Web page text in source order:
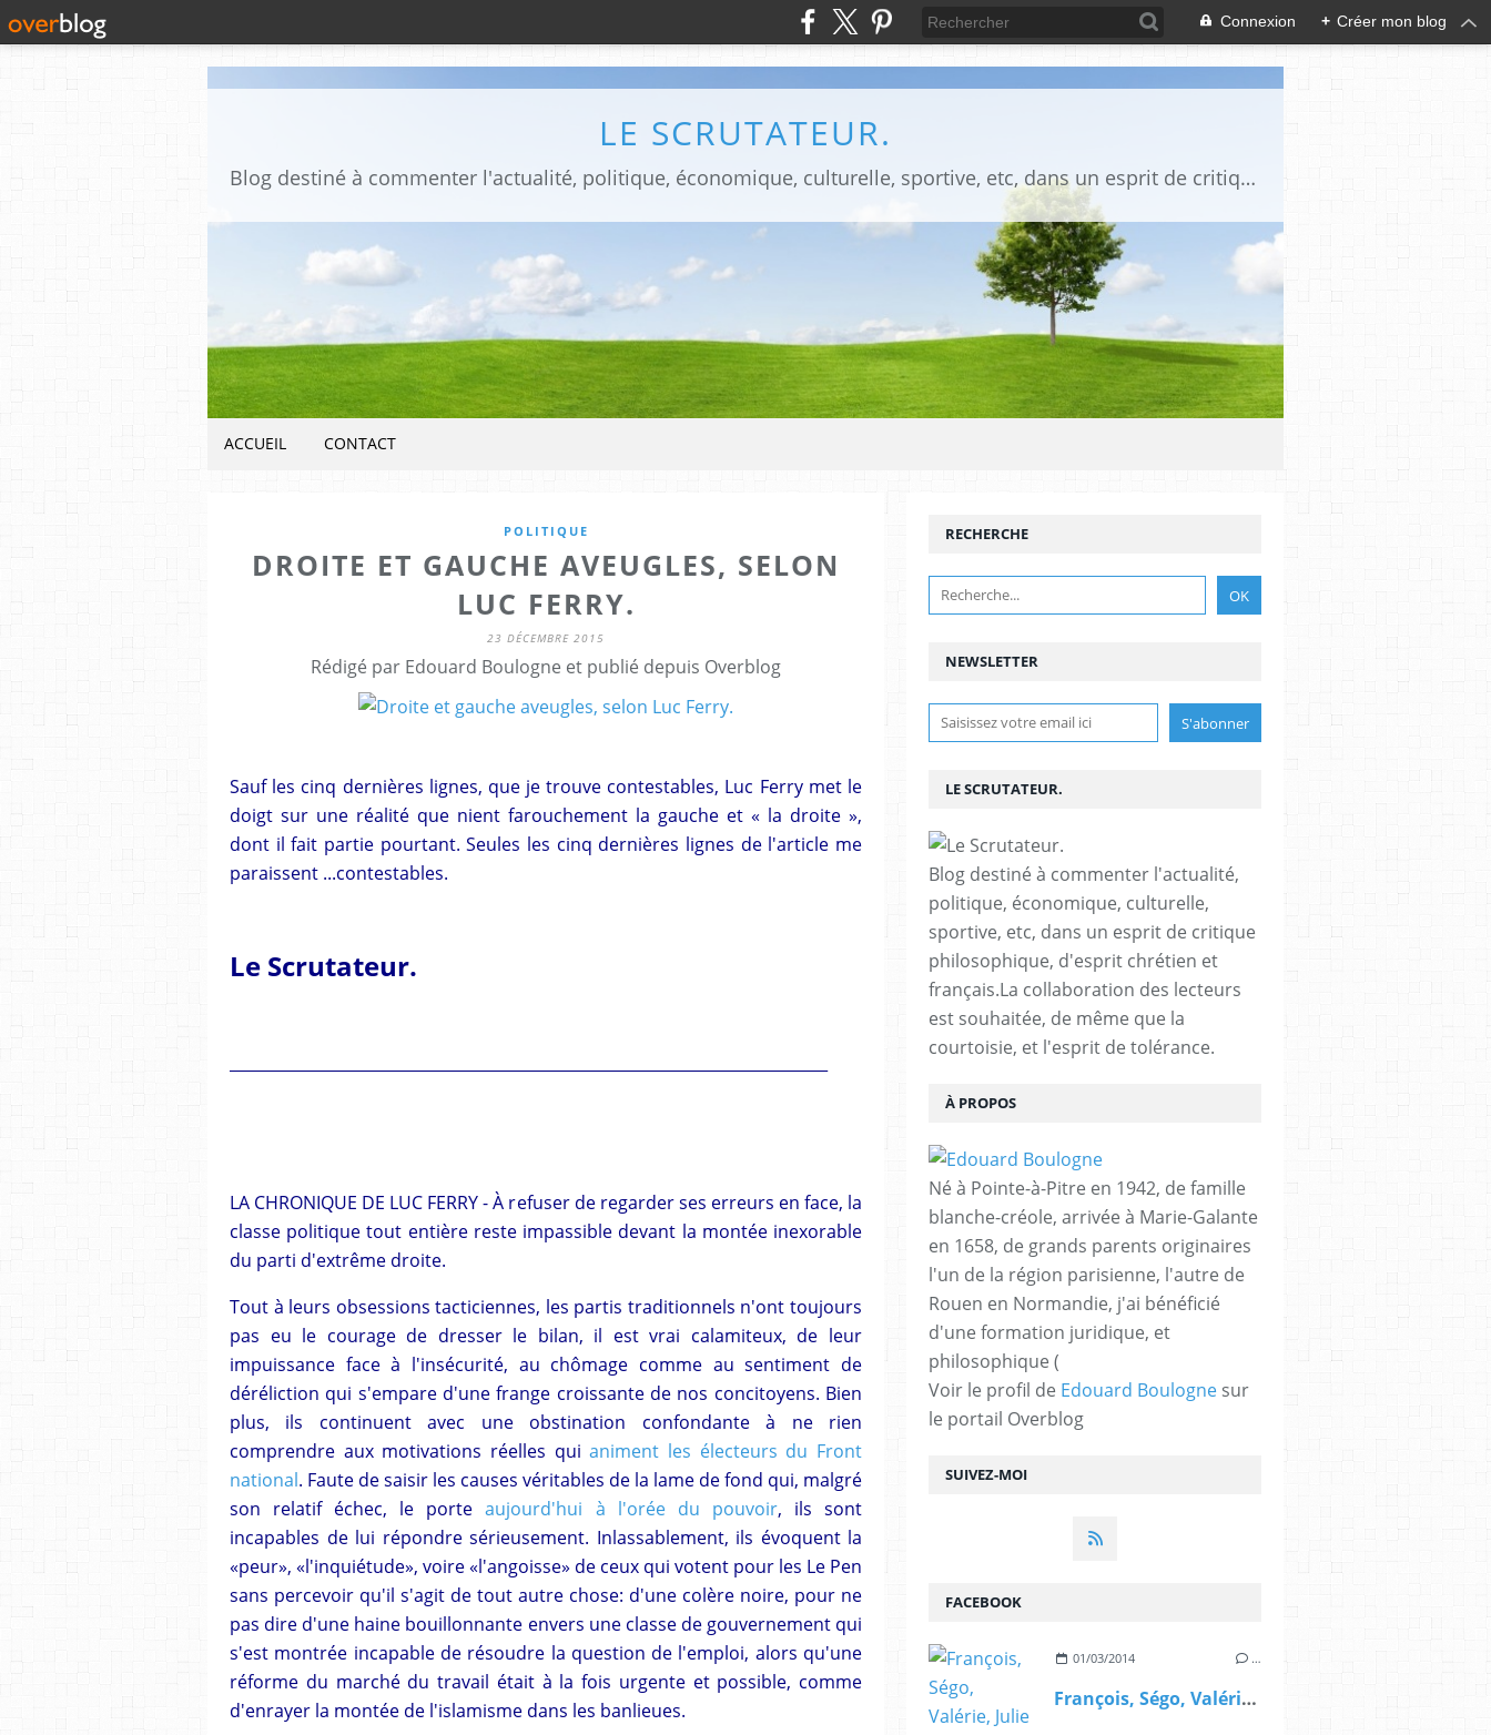
Connexion + Créer mon blog
LE SCRUTATEUR.
Blog destiné à commenter l'actualité, politique, économique, culturelle, sportive, etc, dans un esprit de critique philosophique, d'esprit chrétien et français.La collaboration des lecteurs est souhaitée, de même que la courtoisie, et l'esprit de tolérance.
ACCUEIL CONTACT
POLITIQUE
DROITE ET GAUCHE AVEUGLES, SELON
LUC FERRY.
23 DÉCEMBRE 2015
Rédigé par Edouard Boulogne et publié depuis Overblog
Sauf les cinq dernières lignes, que je trouve contestables, Luc Ferry met le
doigt sur une réalité que nient farouchement la gauche et « la droite »,
dont il fait partie pourtant. Seules les cinq dernières lignes de l'article me
paraissent ...contestables.
Le Scrutateur.
LA CHRONIQUE DE LUC FERRY - À refuser de regarder ses erreurs en face, la
classe politique tout entière reste impassible devant la montée inexorable
du parti d'extrême droite.
Tout à leurs obsessions tacticiennes, les partis traditionnels n'ont toujours
pas eu le courage de dresser le bilan, il est vrai calamiteux, de leur
impuissance face à l'insécurité, au chômage comme au sentiment de
déréliction qui s'empare d'une frange croissante de nos concitoyens. Bien
plus, ils continuent avec une obstination confondante à ne rien
comprendre aux motivations réelles quianiment les électeurs du Front
national. Faute de saisir les causes véritables de la lame de fond qui, malgré
son relatif échec, le porteaujourd'hui à l'orée du pouvoir, ils sont
incapables de lui répondre sérieusement. Inlassablement, ils évoquent la
«peur», «l'inquiétude», voire «l'angoisse» de ceux qui votent pour les Le Pen
sans percevoir qu'il s'agit de tout autre chose: d'une colère noire, pour ne
pas dire d'une haine bouillonnante envers une classe de gouvernement qui
s'est montrée incapable de résoudre la question de l'emploi, alors qu'une
réforme du marché du travail était à la fois urgente et possible, comme
d'enrayer la montée de l'islamisme dans les banlieues.
NEWSLETTER
SUIVEZ-MOI
RECHERCHE
LE SCRUTATEUR.
Blog destiné à commenter l'actualité,
politique, économique, culturelle,
sportive, etc, dans un esprit de critique
philosophique, d'esprit chrétien et
français.La collaboration des lecteurs
est souhaitée, de même que la
courtoisie, et l'esprit de tolérance.
À PROPOS
Né à Pointe-à-Pitre en 1942, de famille
blanche-créole, arrivée à Marie-Galante
en 1658, de grands parents originaires
l'un de la région parisienne, l'autre de
Rouen en Normandie, j'ai bénéficié
d'une formation juridique, et
philosophique (
Voir le profil de Edouard Boulogne sur
le portail Overblog
FACEBOOK
01/03/2014 …
François, Ségo, Valérie, Julie et les autres